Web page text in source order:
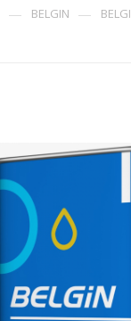
— BELGIN —